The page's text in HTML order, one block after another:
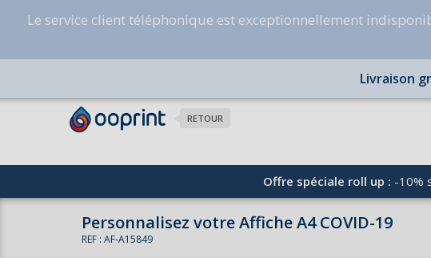
Le service client téléphonique est exceptionnellement
Livraison
RETOUR
Offre spéciale roll up : -10%
Personnalisez votre Affiche A4 COVID-19
REF : AF-A15849